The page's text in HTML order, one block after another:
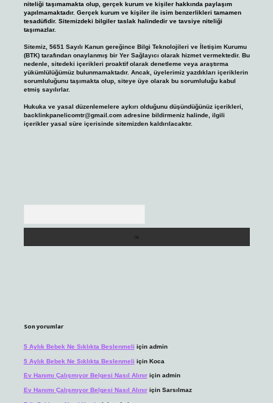
niteliği taşımamakta olup, gerçek kurum ve kişiler hakkında paylaşım
yapılmamaktadır. Gerçek kurum ve kişiler ile isim benzerlikleri tamamen
tesadüfidir. Sitemizdeki bilgiler taslak halindedir ve tavsiye niteliği
taşımazlar.
Sitemiz, 5651 Sayılı Kanun gereğince Bilgi Teknolojileri ve İletişim Kurumu
(BTK) tarafından onaylanmış bir Yer Sağlayıcı olarak hizmet vermektedir. Bu
nedenle, sitedeki içerikleri proaktif olarak denetleme veya araştırma
yükümlülüğümüz bulunmamaktadır. Ancak, üyelerimiz yazdıkları içeriklerin
sorumluluğunu taşımakta olup, siteye üye olarak bu sorumluluğu kabul
etmiş sayılırlar.
Hukuka ve yasal düzenlemelere aykırı olduğunu düşündüğünüz içerikleri,
backlinkpanelicomtr@gmail.comadresine bildirmeniz halinde, ilgili
içerikler yasal süre içerisinde sitemizden kaldırılacaktır.
Son yorumlar
5 Aylık Bebek Ne Sıklıkta Beslenmeli için admin
5 Aylık Bebek Ne Sıklıkta Beslenmeli için Koca
Ev Hanımı Çalışmıyor Belgesi Nasıl Alınıriçin admin
Ev Hanımı Çalışmıyor Belgesi Nasıl Alınıriçin Sarsılmaz